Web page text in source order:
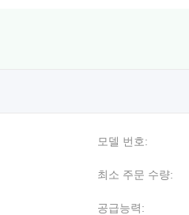
모델 번호:
최소 주문 수량:
공급능력: